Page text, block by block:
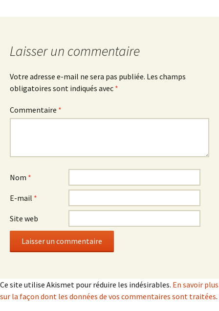
Laisser un commentaire
Votre adresse e-mail ne sera pas publiée. Les champs
obligatoires sont indiqués avec *
Commentaire *
Nom *
E-mail *
Site web
Ce site utilise Akismet pour réduire les indésirables. En savoir plus
sur la façon dont les données de vos commentaires sont traitées.